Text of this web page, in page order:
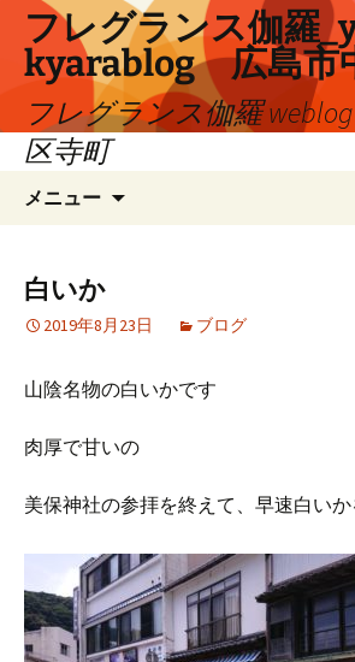
ツ
フレグランス伽羅
kyarablog 広島市
フレグランス伽羅
区寺町
メニュー
白いか
2019年8月23日 ブログ
山陰名物の白いかです
肉厚で甘いの
美保神社の参拝を終えて、早速白い